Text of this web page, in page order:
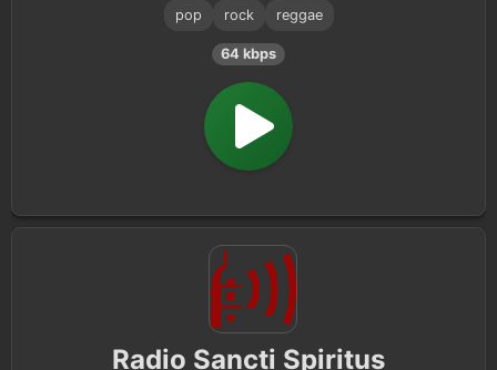
pop rock reggae
64 kbps
Radio Sancti Spiritus